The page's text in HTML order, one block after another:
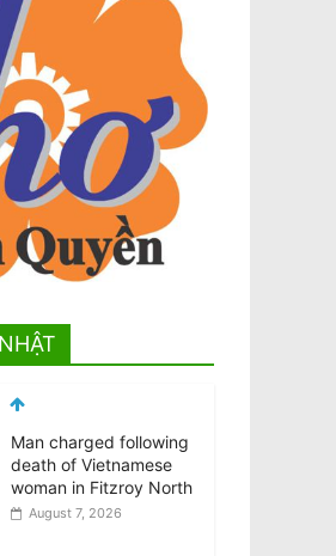
Man charged following
death of Vietnamese
woman in Fitzroy North
August 7, 2026